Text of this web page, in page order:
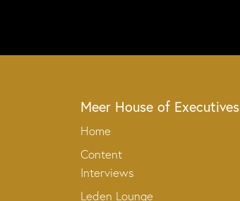
Meer House of Executives
Home
Content
Interviews
Leden Lounge